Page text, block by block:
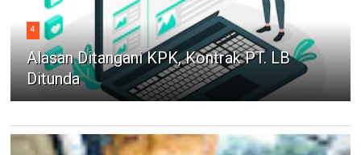
4
Alasan Ditangani KPK, Kontrak PT. LB
Ditunda